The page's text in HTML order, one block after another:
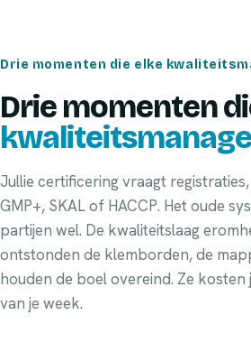
Drie momenten die elke
Drie momenten
Jullie certificering vraagt
GMP+, SKAL of HACCP. Het oude
partijen wel. De kwaliteitslaag
ontstonden de klemborden, de
houden de boel overeind. Ze kosten
van je week.